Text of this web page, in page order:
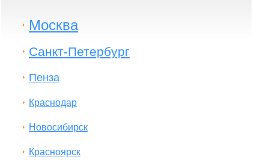
Москва
Санкт-Петербург
Пенза
Краснодар
Новосибирск
Красноярск